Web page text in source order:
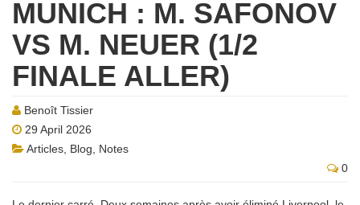
MUNICH : M. SAFONOV
VS M. NEUER (1/2
FINALE ALLER)
Benoît Tissier
29 April 2026
Articles Blog
Notes
0